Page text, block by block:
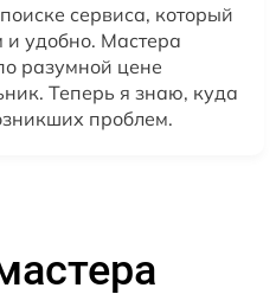
сервиса, который
и удобно. Мастера
разумной цене
Теперь я знаю, куда
проблем.